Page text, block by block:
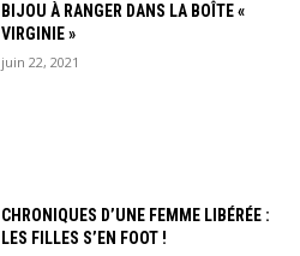
BIJOU À RANGER DANS LA BOÎTE «
VIRGINIE »
juin 22, 2021
CHRONIQUES D’UNE FEMME LIBÉRÉE :
LES FILLES S’EN FOOT !